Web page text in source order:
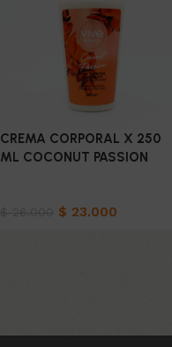
CREMA CORPORAL X 250
ML COCONUT PASSION
$ 23.000